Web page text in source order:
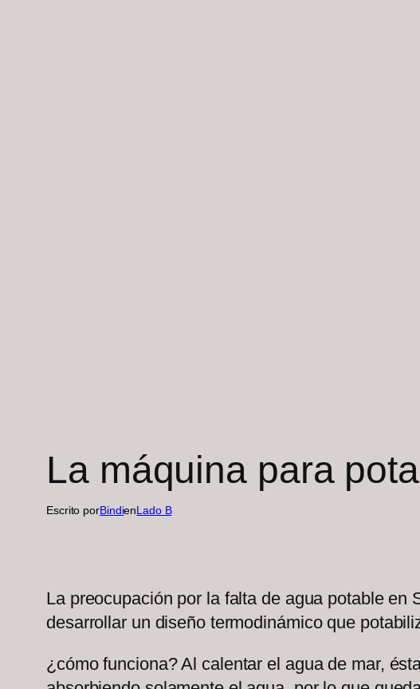
La máquina para
Escrito porBindienLado B
La preocupación por la falta de agua potable
desarrollar un diseño termodinámico que
¿cómo funciona? Al calentar el agua de mar,